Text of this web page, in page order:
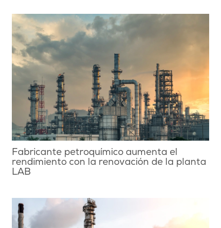
Fabricante petroquímico aumenta el
rendimiento con la renovación de la planta
LAB